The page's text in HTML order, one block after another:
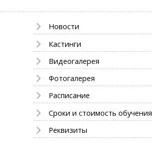
Новости
Кастинги
Видеогалерея
Фотогалерея
Расписание
Сроки и стоимость обучения
Реквизиты